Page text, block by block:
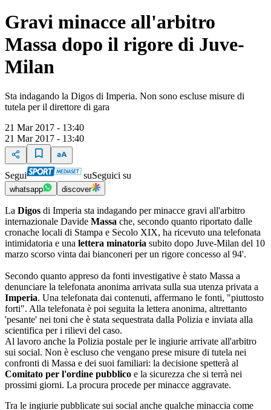
Gravi minacce all'arbitro
Massa dopo il rigore di Juve-
Milan
Sta indagando la Digos di Imperia. Non sono escluse misure di
tutela per il direttore di gara
21 Mar 2017 - 13:40
21 Mar 2017 - 13:40
Segui suSeguici su
whatsapp discover
La Digos di Imperia sta indagando per minacce gravi all'arbitro
internazionale Davide Massa che, secondo quanto riportato dalle
cronache locali di Stampa e Secolo XIX, ha ricevuto una telefonata
intimidatoria e una lettera minatoria subito dopo Juve-Milan del 10
marzo scorso vinta dai bianconeri per un rigore concesso al 94'.
Secondo quanto appreso da fonti investigative è stato Massa a
denunciare la telefonata anonima arrivata sulla sua utenza privata a
Imperia. Una telefonata dai contenuti, affermano le fonti, "piuttosto
forti". Alla telefonata è poi seguita la lettera anonima, altrettanto
'pesante' nei toni che è stata sequestrata dalla Polizia e inviata alla
scientifica per i rilievi del caso.
Al lavoro anche la Polizia postale per le ingiurie arrivate all'arbitro
sui social. Non è escluso che vengano prese misure di tutela nei
confronti di Massa e dei suoi familiari: la decisione spetterà al
Comitato per l'ordine pubblico e la sicurezza che si terrà nei
prossimi giorni. La procura procede per minacce aggravate.
Tra le ingiurie pubblicate sui social anche qualche minaccia come